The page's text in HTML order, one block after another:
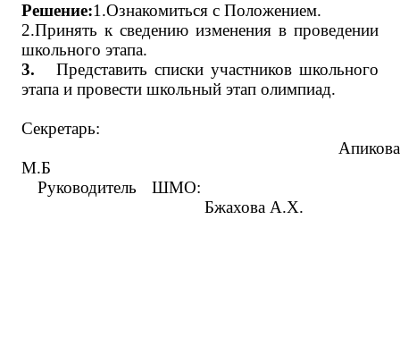
Решение:1.Ознакомиться с Положением.
2.Принять к сведению изменения в проведении
школьного этапа.
3.
Представить списки участников школьного
этапа и провести школьный этап олимпиад.
Секретарь:
Апикова
М.Б
Руководитель ШМО:
Бжахова А.Х.